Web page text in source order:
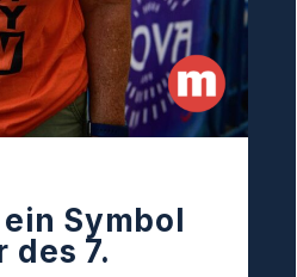
Symbol
des 7.